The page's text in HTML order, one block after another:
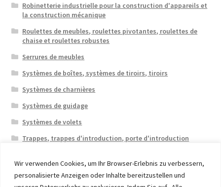
Wir verwenden Cookies, um Ihr Browser-Erlebnis zu verbessern,
personalisierte Anzeigen oder Inhalte bereitzustellen und
Robinetterie industrielle pour la construction d'appareils et
la construction mécanique
Roulettes de meubles, roulettes pivotantes, roulettes de
chaise et roulettes robustes
Serrures de meubles
Systèmes de boîtes, systèmes de tiroirs, tiroirs
Systèmes de charnières
Systèmes de guidage
Systèmes de volets
Trappes, trappes d'introduction, porte d'introduction